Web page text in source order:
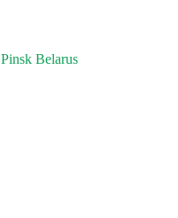
Pinsk Belarus